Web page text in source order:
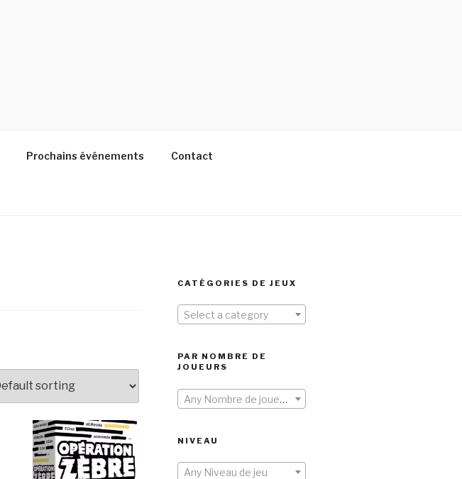
Prochains événements Contact
CATÉGORIES DE JEUX
Select a category
PAR NOMBRE DE
JOUEURS
Any Nombre de joueurs
NIVEAU
Any Niveau de jeu